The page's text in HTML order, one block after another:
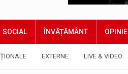
SOCIAL ÎNVĂȚĂMÂNT OPINIE
EXTERNE LIVE & VIDEO